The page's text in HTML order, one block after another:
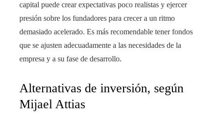
capital puede crear expectativas poco realistas y ejercer
presión sobre los fundadores para crecer a un ritmo
demasiado acelerado. Es más recomendable tener fondos
que se ajusten adecuadamente a las necesidades de la
empresa y a su fase de desarrollo.
Alternativas de inversión, según
Mijael Attias